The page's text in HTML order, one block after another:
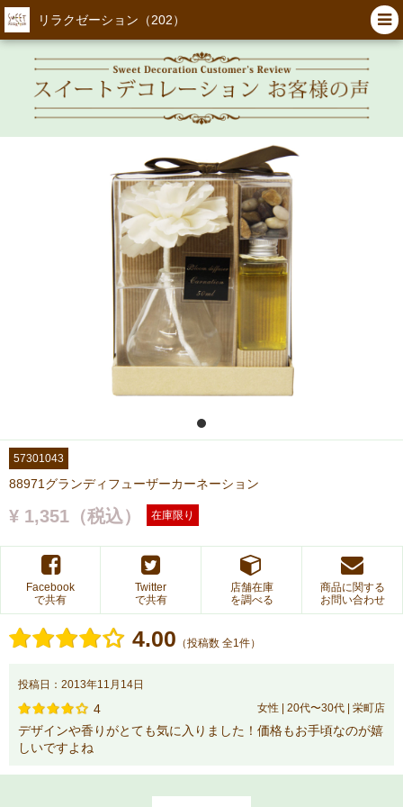
リラクゼーション（202）
57301043
88971グランディフューザーカーネーション
¥ 1,351（税込） 在庫限り
Facebook
で共有
Twitter
で共有
店舗在庫
を調べる
商品に関する
お問い合わせ
4.00 （投稿数 全1件）
投稿日：2013年11月14日
4 女性 | 20代〜30代 | 栄町店
デザインや香りがとても気に入りました！価格もお手頃なのが嬉
しいですよね